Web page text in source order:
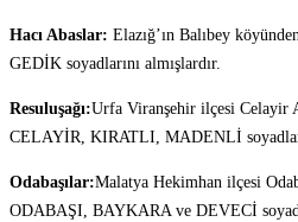
Hacı Abaslar: Elazığ’ın Balıbey
GEDİK soyadlarını almışlardır.
Resuluşağı:Urfa Viranşehir ilçesi Celayir
CELAYİR, KIRATLI, MADENLİ
Odabaşılar:Malatya Hekimhan ilçesi
ODABAŞI, BAYKARA ve DEVECİ